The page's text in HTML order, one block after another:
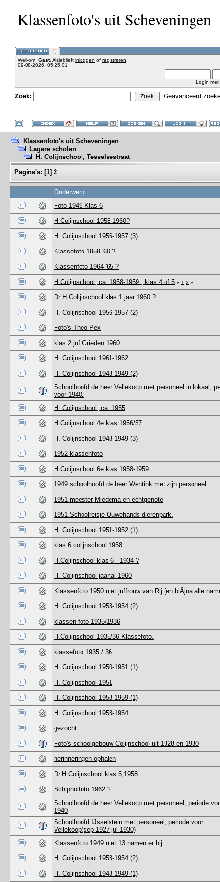
Klassenfoto's uit Scheveningen
Welkom, Gast. Alsjeblieft inloggen of registreren
09-08-2026, 05:25:01
Login met
Zoek: Geavanceerd
Klassenfoto's uit Scheveningen
Lagere scholen
H. Colijnschool, Tesselsestraat
Pagina's: [1] 2
Onderwerp
Foto 1949 Klas 6
H Colijnschool 1958-1960?
H. Colijnschool 1956-1957 (3)
Klassefoto 1959-'60 ?
Klassenfoto 1964-'65 ?
H.Colijnschool, ca. 1958-1959 , klas 4 of 5 « 1 2 »
Dr H Colijnschool klas 1 jaar 1960 ?
H. Colijnschool 1956-1957 (2)
Foto's Theo Pex
klas 2 juf Grieden 1960
H. Colijnschool 1961-1962
H. Colijnschool 1948-1949 (2)
Schoolhoofd de heer Vellekoop met personeel in lokaal;
voor 1940.
H. Colijnschool, ca. 1955
H.Colijnschool 4e klas 1956/57
H. Colijnschool 1948-1949 (3)
1952 klassenfoto
H.Colijnschool 6e klas 1958-1959
1949 schoolhoofd de heer Wentink met zijn personeel
1951 meester Miedema en echtgenote
1951 Schoolreisje Ouwehands dierenpark.
H. Colijnschool 1951-1952 (1)
klas 6 colijnschool 1958
H.Colijnschool klas 6 - 1934 ?
H. Colijnschool jaartal 1960
Klassenfoto 1950 met juffrouw van Rij (en biÂ­jna alle
H. Colijnschool 1953-1954 (2)
klassen foto 1935/1936
H.Colijnschool 1935/36 Klassefoto.
klassefoto 1935 / 36
H. Colijnschool 1950-1951 (1)
H. Colijnschool 1951
H. Colijnschool 1958-1959 (1)
H. Colijnschool 1953-1954
gezocht
Foto's schoolgebouw Colijnschool uit 1928 en 1930
herinneringen ophalen
Dr.H.Colijnschool klas 5,1958
Schipholfoto 1962 ?
Schoolhoofd de heer Vellekoop met personeel; periode
1940
Schoolhoofd IJsselstein met personeel; periode voor
Vellekoop(sep 1927-jul 1930)
Klassenfoto 1949 met 13 namen er bij.
H. Colijnschool 1953-1954 (2)
H. Colijnschool 1948-1949 (1)